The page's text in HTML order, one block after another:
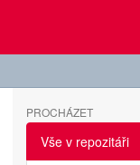
PROCHÁZET
Vše v repozitáři